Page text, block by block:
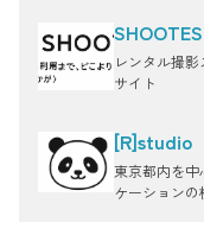
レンタル撮
サイト
[R]studio
東京都内を
ケーションの